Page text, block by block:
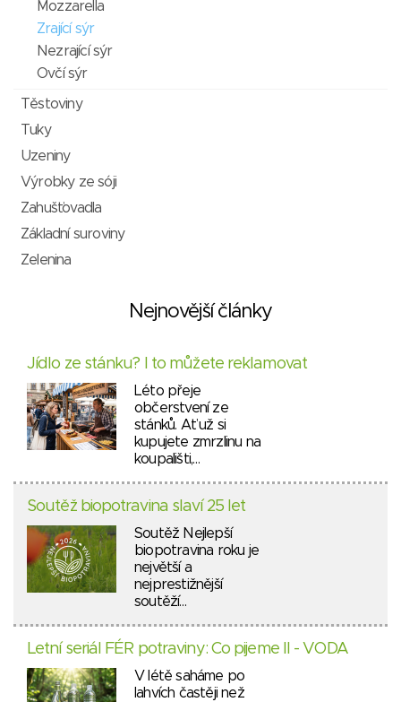
Mozzarella
Zrající sýr
Nezrající sýr
Ovčí sýr
Těstoviny
Tuky
Uzeniny
Výrobky ze sóji
Zahušťovadla
Základní suroviny
Zelenina
Nejnovější články
Jídlo ze stánku? I to můžete reklamovat
Léto přeje
občerstvení ze
stánků. Ať už si
kupujete zmrzlinu na
koupališti,…
Soutěž biopotravina slaví 25 let
Soutěž Nejlepší
biopotravina roku je
největší a
nejprestižnější
soutěží…
Letní seriál FÉR potraviny: Co pijeme II - VODA
V létě saháme po
lahvích častěji než